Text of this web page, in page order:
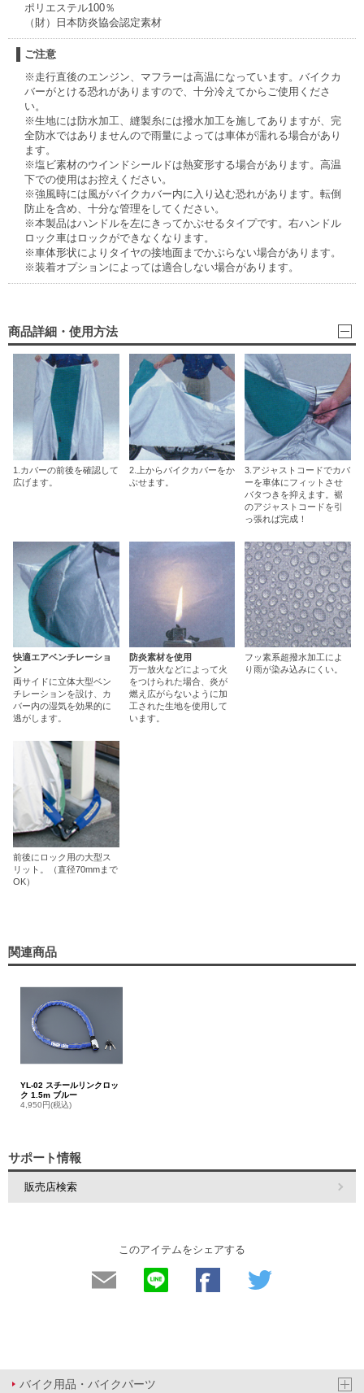
ポリエステル100％
（財）日本防炎協会認定素材
ご注意
※走行直後のエンジン、マフラーは高温になっています。バイクカ
バーがとける恐れがありますので、十分冷えてからご使用くださ
い。
※生地には防水加工、縫製糸には撥水加工を施してありますが、完
全防水ではありませんので雨量によっては車体が濡れる場合があり
ます。
※塩ビ素材のウインドシールドは熱変形する場合があります。高温
下での使用はお控えください。
※強風時には風がバイクカバー内に入り込む恐れがあります。転倒
防止を含め、十分な管理をしてください。
※本製品はハンドルを左にきってかぶせるタイプです。右ハンドル
ロック車はロックができなくなります。
※車体形状によりタイヤの接地面までかぶらない場合があります。
※装着オプションによっては適合しない場合があります。
商品詳細・使用方法
1.カバーの前後を確認して
広げます。
2.上からバイクカバーをか
ぶせます。
3.アジャストコードでカバ
ーを車体にフィットさせ
バタつきを抑えます。裾
のアジャストコードを引
っ張れば完成！
快適エアベンチレーショ
ン
両サイドに立体大型ベン
チレーションを設け、カ
バー内の湿気を効果的に
逃がします。
防炎素材を使用
万一放火などによって火
をつけられた場合、炎が
燃え広がらないように加
工された生地を使用して
います。
フッ素系超撥水加工によ
り雨が染み込みにくい。
前後にロック用の大型ス
リット。（直径70mmまで
OK）
関連商品
YL-02 スチールリンクロッ
ク 1.5m ブルー
4,950円(税込)
サポート情報
販売店検索
このアイテムをシェアする
バイク用品・バイクパーツ